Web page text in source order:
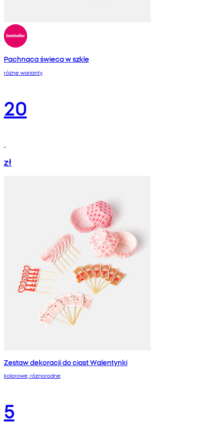
Pachnąca świeca w szkle
różne warianty
20
zł
Zestaw dekoracji do ciast Walentynki
kolorowe, róznorodne
5